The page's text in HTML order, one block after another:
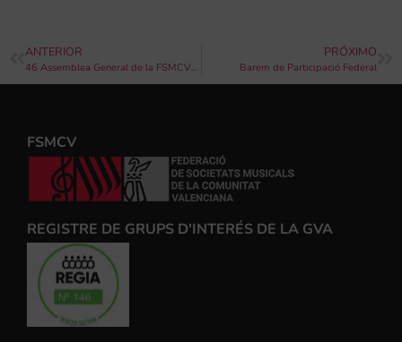
ANTERIOR
46 Assemblea General de la FSMCV 2014
PRÓXIMO
Barem de Participació Federal
FSMCV
REGISTRE DE GRUPS D'INTERÉS DE LA GVA